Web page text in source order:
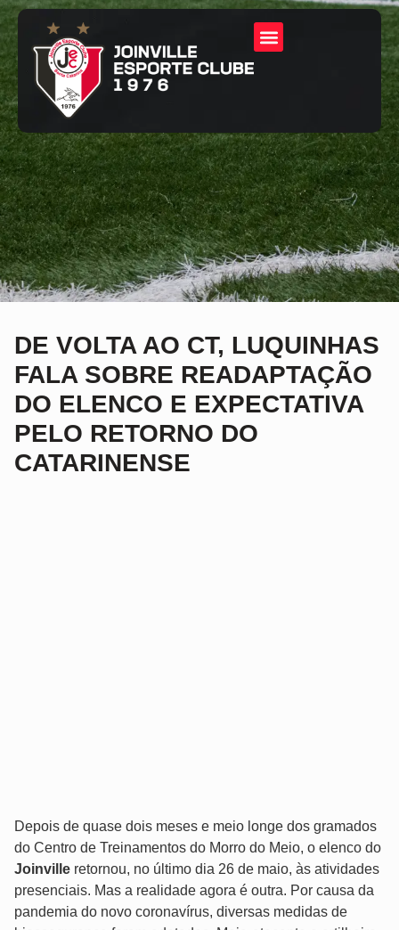
DE VOLTA AO CT, LUQUINHAS
FALA SOBRE READAPTAÇÃO
DO ELENCO E EXPECTATIVA
PELO RETORNO DO
CATARINENSE
Depois de quase dois meses e meio longe dos gramados
do Centro de Treinamentos do Morro do Meio, o elenco do
Joinville retornou, no último dia 26 de maio, às atividades
presenciais. Mas a realidade agora é outra. Por causa da
pandemia do novo coronavírus, diversas medidas de